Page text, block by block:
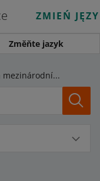
ZMIEŃ
Změňte jazyk
Výplata za prodej na mezinárodních trzích